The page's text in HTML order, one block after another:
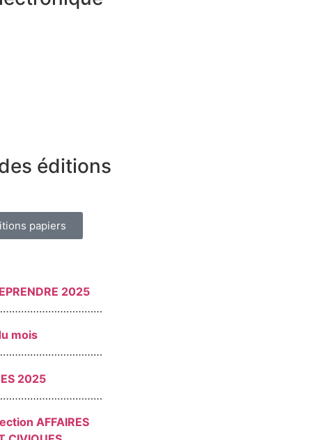
éditions
papiers
2025
mois
2025
AFFAIRES